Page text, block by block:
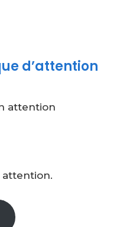
d’attention
attention